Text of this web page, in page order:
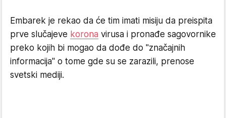
Embarek je rekao da će tim imati misiju da preispita
prve slučajeve korona virusa i pronađe sagovornike
preko kojih bi mogao da dođe do "značajnih
informacija" o tome gde su se zarazili, prenose
svetski mediji.